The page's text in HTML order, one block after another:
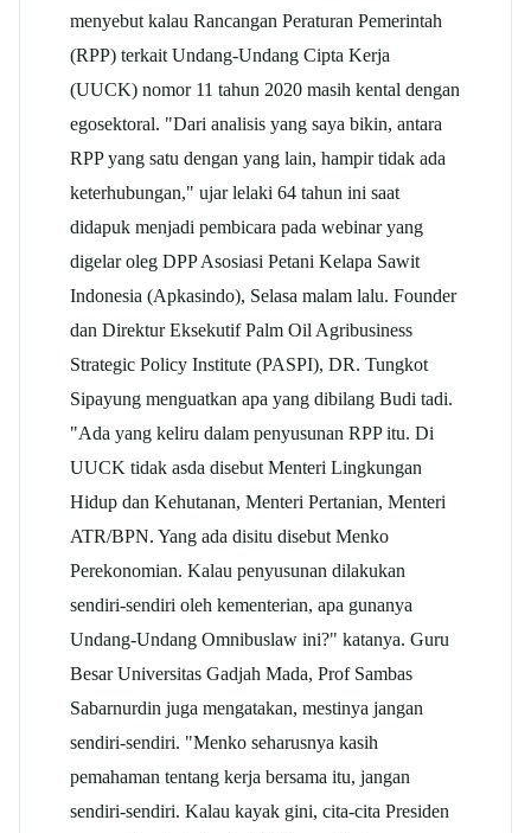
menyebut kalau Rancangan Peraturan Pemerintah
(RPP) terkait Undang-Undang Cipta Kerja
(UUCK) nomor 11 tahun 2020 masih kental dengan
egosektoral. "Dari analisis yang saya bikin, antara
RPP yang satu dengan yang lain, hampir tidak ada
keterhubungan," ujar lelaki 64 tahun ini saat
didapuk menjadi pembicara pada webinar yang
digelar oleg DPP Asosiasi Petani Kelapa Sawit
Indonesia (Apkasindo), Selasa malam lalu. Founder
dan Direktur Eksekutif Palm Oil Agribusiness
Strategic Policy Institute (PASPI), DR. Tungkot
Sipayung menguatkan apa yang dibilang Budi tadi.
"Ada yang keliru dalam penyusunan RPP itu. Di
UUCK tidak asda disebut Menteri Lingkungan
Hidup dan Kehutanan, Menteri Pertanian, Menteri
ATR/BPN. Yang ada disitu disebut Menko
Perekonomian. Kalau penyusunan dilakukan
sendiri-sendiri oleh kementerian, apa gunanya
Undang-Undang Omnibuslaw ini?" katanya. Guru
Besar Universitas Gadjah Mada, Prof Sambas
Sabarnurdin juga mengatakan, mestinya jangan
sendiri-sendiri. "Menko seharusnya kasih
pemahaman tentang kerja bersama itu, jangan
sendiri-sendiri. Kalau kayak gini, cita-cita Presiden